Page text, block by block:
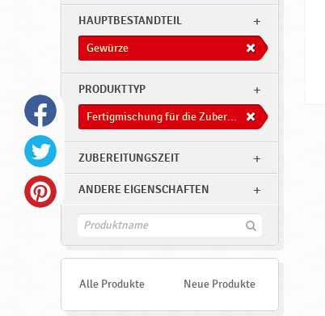
HAUPTBESTANDTEIL
Gewürze
PRODUKTTYP
Fertigmischung für die Zuberitung von Süßwaren
ZUBEREITUNGSZEIT
ANDERE EIGENSCHAFTEN
F
e
Alle Produkte Neue Produkte